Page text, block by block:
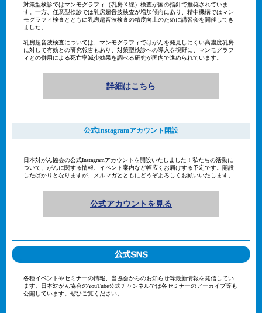
対策型検診ではマンモグラフィ（乳房Ｘ線）検査が国の指針で推奨されていま
す。一方、任意型検診では乳房超音波検査が増加傾向にあり、精中機構ではマン
モグラフィ検査とともに乳房超音波検査の精度向上のために講習会を開催してき
ました。
乳房超音波検査については、マンモグラフィではがんを発見しにくい高濃度乳房
に対して有効との研究報告もあり、対策型検診への導入を視野に、マンモグラフ
ィとの併用による死亡率減少効果を調べる研究が国内で進められています。
詳細はこちら
公式Instagramアカウント開設
日本対がん協会の公式Instagramアカウントを開設いたしました！私たちの活動に
ついて、がんに関する情報、イベント案内など幅広くお届けする予定です。開設
したばかりとなりますが、メルマガとともにどうぞよろしくお願いいたします。
公式アカウントを見る
各種イベントやセミナーの情報、当協会からのお知らせ等最新情報を発信してい
ます。日本対がん協会のYouTube公式チャンネルでは各セミナーのアーカイブ等も
公開しています。ぜひご覧ください。